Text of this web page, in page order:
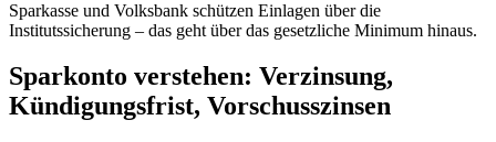
Sparkasse und Volksbank schützen Einlagen über die
Institutssicherung – das geht über das gesetzliche Minimum hinaus.
Sparkonto verstehen: Verzinsung,
Kündigungsfrist, Vorschusszinsen